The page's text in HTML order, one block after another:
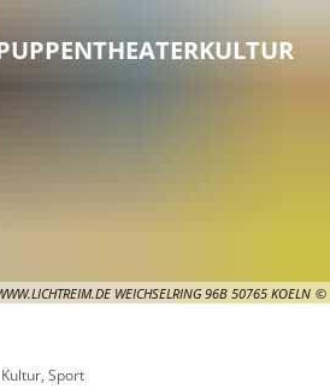
WEICHSELRING 96B 50765 KOELN
Sport